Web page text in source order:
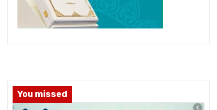
You missed